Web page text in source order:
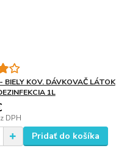
BIELY KOV. DÁVKOVAČ LÁTOK
1L
DPH
Pridať do košíka